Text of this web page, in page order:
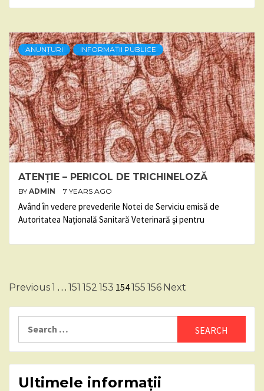
ANUNȚURI INFORMAȚII PUBLICE
ATENȚIE – PERICOL DE TRICHINELOZĂ
BY ADMIN 7 YEARS AGO
Având în vedere prevederile Notei de Serviciu emisă de
Autoritatea Națională Sanitară Veterinară și pentru
Posts
pagination
Previous1 … 151 152 153 154155 156 Next
Ultimele informații